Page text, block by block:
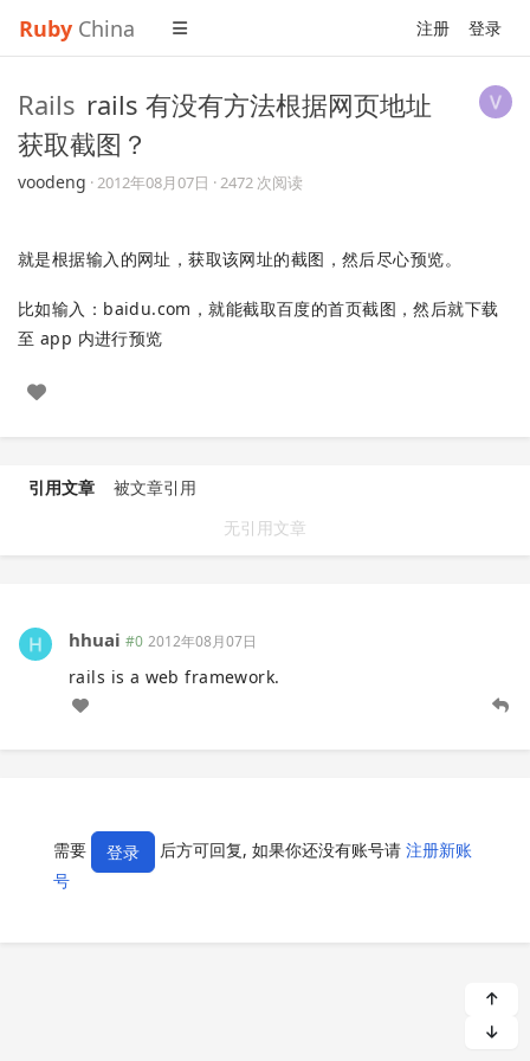
Ruby China 注册 登录
Rails rails 有没有方法根据网页地址
获取截图？
voodeng ·2012年08月07日 · 2472 次阅读
就是根据输入的网址，获取该网址的截图，然后尽心预览。
比如输入：baidu.com，就能截取百度的首页截图，然后就下载
至 app 内进行预览
引用文章
被文章引用
无引用文章
hhuai #0 2012年08月07日
rails is a web framework.
需要 登录 后方可回复, 如果你还没有账号请 注册新账
号